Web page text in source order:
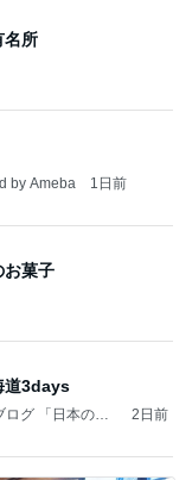
名所
by Ameba 1日前
お菓子
道3days
ログ 「日本の
2日前